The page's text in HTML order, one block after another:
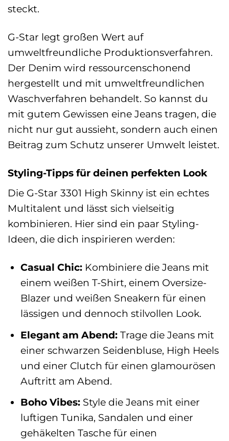
steckt.
G-Star legt großen Wert auf
umweltfreundliche Produktionsverfahren.
Der Denim wird ressourcenschonend
hergestellt und mit umweltfreundlichen
Waschverfahren behandelt. So kannst du
mit gutem Gewissen eine Jeans tragen, die
nicht nur gut aussieht, sondern auch einen
Beitrag zum Schutz unserer Umwelt leistet.
Styling-Tipps für deinen perfekten Look
Die G-Star 3301 High Skinny ist ein echtes
Multitalent und lässt sich vielseitig
kombinieren. Hier sind ein paar Styling-
Ideen, die dich inspirieren werden:
Casual Chic:Kombiniere die Jeans mit
einem weißen T-Shirt, einem Oversize-
Blazer und weißen Sneakern für einen
lässigen und dennoch stilvollen Look.
Elegant am Abend:Trage die Jeans mit
einer schwarzen Seidenbluse, High Heels
und einer Clutch für einen glamourösen
Auftritt am Abend.
Boho Vibes:Style die Jeans mit einer
luftigen Tunika, Sandalen und einer
gehäkelten Tasche für einen